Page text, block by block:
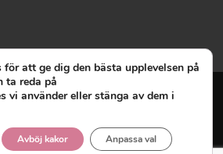
till denna site och
att ge dig den bästa upplevelsen på
ta reda på
vi använder eller stänga av dem i
Avböj kakor Anpassa val